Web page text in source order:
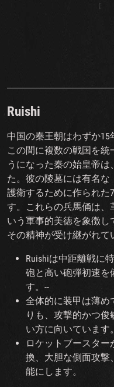
Ruishi
中国の秦王朝はわずか15
この間に複数の戦国を
うになった秦の始皇帝
た。彼の陵墓には有名
護衛するために作られた
す。これらの兵馬俑は、
いう軍事的美徳を象徴し
その精神が受け継がれて
Ruishiは中距離戦に
砲と高い砲弾初速を
す。‑‑
全体的に装甲は薄め
りも、攻撃的かつ
い方に向いています。
ロケットブースタ
換、大胆な側面攻撃
能にします。